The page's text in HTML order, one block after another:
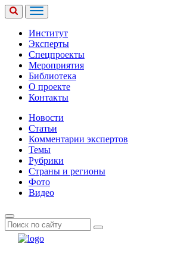
Институт
Эксперты
Спецпроекты
Мероприятия
Библиотека
О проекте
Контакты
Новости
Статьи
Комментарии экспертов
Темы
Рубрики
Страны и регионы
Фото
Видео